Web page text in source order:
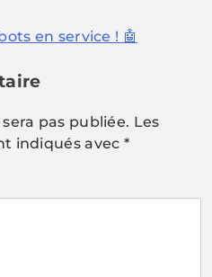
en service ! 🤖
pas publiée. Les
indiqués avec *